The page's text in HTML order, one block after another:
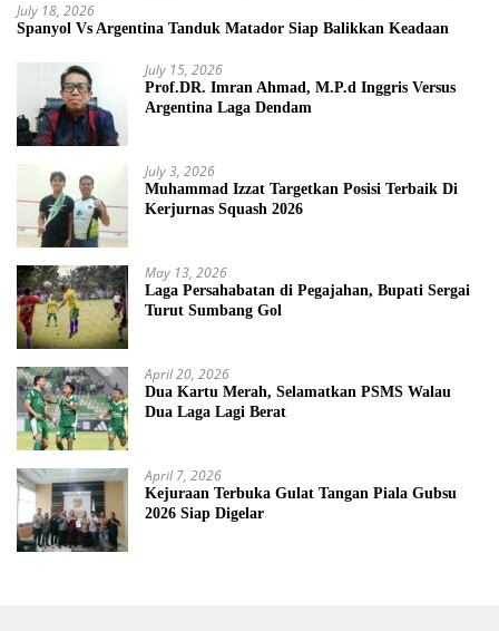
July 18, 2026
Spanyol Vs Argentina Tanduk Matador Siap Balikkan Keadaan
July 15, 2026
Prof.DR. Imran Ahmad, M.P.d Inggris Versus
Argentina Laga Dendam
July 3, 2026
Muhammad Izzat Targetkan Posisi Terbaik Di
Kerjurnas Squash 2026
May 13, 2026
Laga Persahabatan di Pegajahan, Bupati Sergai
Turut Sumbang Gol
April 20, 2026
Dua Kartu Merah, Selamatkan PSMS Walau
Dua Laga Lagi Berat
April 7, 2026
Kejuraan Terbuka Gulat Tangan Piala Gubsu
2026 Siap Digelar